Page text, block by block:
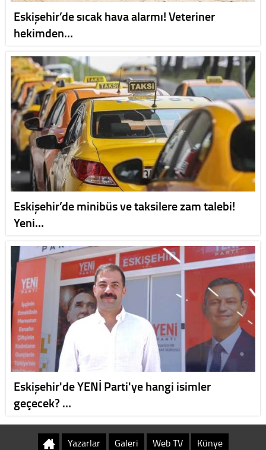
Eskişehir’de sıcak hava alarmı! Veteriner
hekimden…
Eskişehir’de minibüs ve taksilere zam talebi!
Yeni…
Eskişehir'de YENİ Parti'ye hangi isimler
geçecek? …
Yazarlar Galeri Web TV Künye